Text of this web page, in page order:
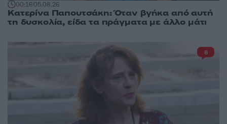
00:1605.08.26
Κατερίνα Παπουτσάκη: Όταν βγήκα από αυτή
τη δυσκολία, είδα τα πράγματα με άλλο μάτι
8